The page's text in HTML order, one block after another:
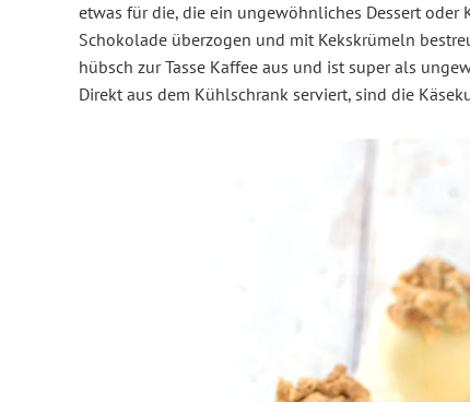
etwas für die, die ein ungewöhnliches Dessert
Schokolade überzogen und mit Kekskrümeln
hübsch zur Tasse Kaffee aus und ist super als
Direkt aus dem Kühlschrank serviert, sind die